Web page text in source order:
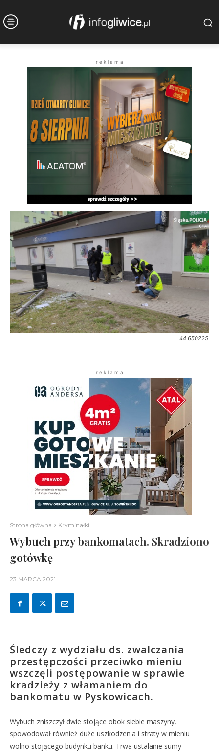
r e k l a m a
44 650225
r e k l a m a
Strona główna Kryminałki
Wybuch przy bankomatach. Skradziono
gotówkę
23 MARCA 2021
Śledczy z wydziału ds. zwalczania
przestępczości przeciwko mieniu
wszczęli postępowanie w sprawie
kradzieży z włamaniem do
bankomatu w Pyskowicach.
Wybuch zniszczył dwie stojące obok siebie maszyny,
spowodował również duże uszkodzenia i straty w mieniu
wolno stojącego budynku banku. Trwa ustalanie sumy